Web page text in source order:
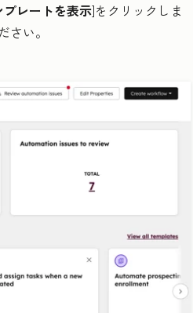
レートを表示]をクリックしま
さい。